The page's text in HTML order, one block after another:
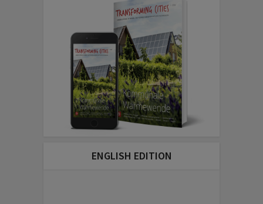
ENGLISH EDITION